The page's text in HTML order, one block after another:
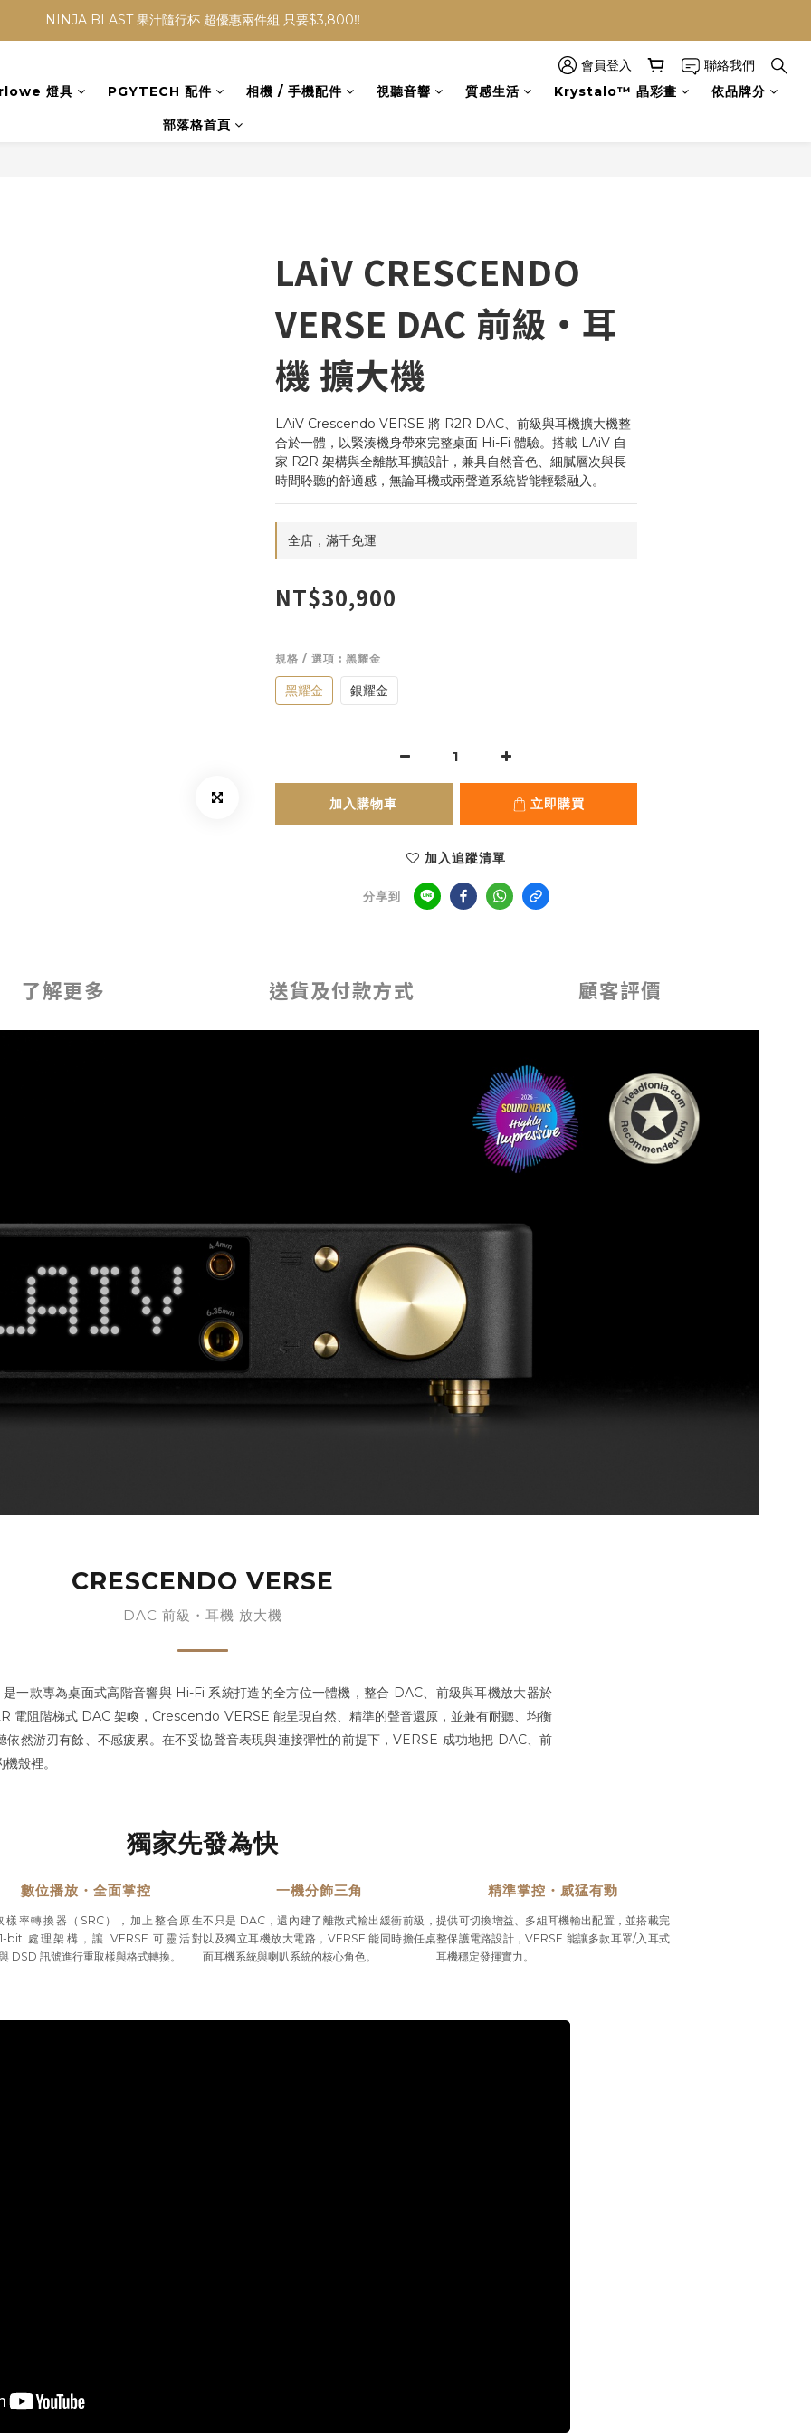
NINJA BLAST 果汁隨行杯 超優惠兩件組 只要$3,800‼️
NINJA BLAST 果汁隨行杯 超優惠兩件組 只要$3,800‼️
加入會員贈$300購物金💰｜消費即享2%回饋 (部分商品不適用)
會員登入
聯絡我們
燈具
PGYTECH 配件 相機 / 手機配件 視聽音響 質感生活 Krystalo™ 晶彩畫 依品牌分
部落格首頁
LAiV CRESCENDO
VERSE DAC 前級・耳
機 擴大機
LAiV Crescendo VERSE 將 R2R DAC、前級與耳機擴大機整
合於一體，以緊湊機身帶來完整桌面 Hi-Fi 體驗。搭載 LAiV 自
家 R2R 架構與全離散耳擴設計，兼具自然音色、細膩層次與長
時間聆聽的舒適感，無論耳機或兩聲道系統皆能輕鬆融入。
全店，滿千免運
NT$30,900
規格 / 選項 : 黑耀金
黑耀金 銀耀金
加入購物車 立即購買
加入追蹤清單
分享到
了解更多 送貨及付款方式 顧客評價
CRESCENDO VERSE
DAC 前級・耳機 放大機
一款專為桌面式高階音響與 Hi-Fi 系統打造的全方位一體機，整合 DAC、前級與耳機放大器於
電阻階梯式 DAC 架喚，Crescendo VERSE 能呈現自然、精準的聲音還原，並兼有耐聽、均衡
依然游刃有餘、不感疲累。在不妥協聲音表現與連接彈性的前提下，VERSE 成功地把 DAC、前
殼裡。
獨家先發為快
數位播放・全面掌控
樣率轉換器（SRC），加上整合原生
bit 處理架構，讓 VERSE 可靈活對
DSD 訊號進行重取樣與格式轉換。
一機分飾三角
不只是 DAC，還內建了離散式輸出緩衝前級，
以及獨立耳機放大電路，VERSE 能同時擔任桌
面耳機系統與喇叭系統的核心角色。
精準掌控・威猛有勁
提供可切換增益、多組耳機輸出配置，並搭載完
整保護電路設計，VERSE 能讓多款耳罩/入耳式
耳機穩定發揮實力。
立即購買